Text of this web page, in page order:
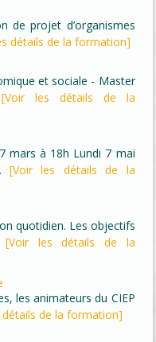
de projet d’organismes
détails de la formation]
et sociale - Master
[Voir les détails de la
mars à 18h Lundi 7 mai
[Voir les détails de la
quotidien. Les objectifs
[Voir les détails de la
les animateurs du CIEP
détails de la formation]